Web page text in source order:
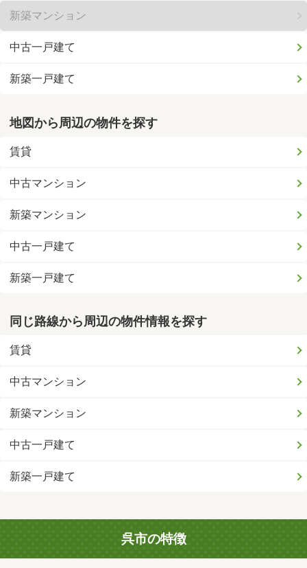
新築マンション
中古一戸建て
新築一戸建て
地図から周辺の物件を探す
賃貸
中古マンション
新築マンション
中古一戸建て
新築一戸建て
同じ路線から周辺の物件情報を探す
賃貸
中古マンション
新築マンション
中古一戸建て
新築一戸建て
呉市の特徴